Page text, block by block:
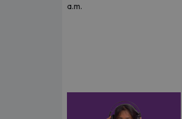
a.m.